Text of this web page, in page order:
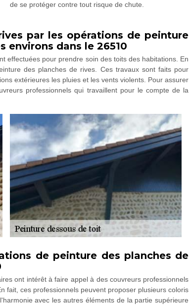
de se protéger contre tout risque de chute.
par les opérations de peinture
environs dans le 26510
effectuées pour prendre soin des toits des habitations. En
des planches de rives. Ces travaux sont faits pour
extérieures les pluies et les vents violents. Pour assurer
professionnels qui travaillent pour le compte de la
de peinture des planches de
ont intérêt à faire appel à des couvreurs professionnels
fait, ces professionnels peuvent proposer plusieurs coloris
avec les autres éléments de la partie supérieure